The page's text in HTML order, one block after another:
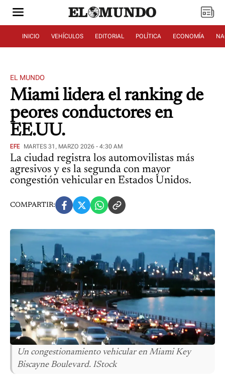
INICIO VEHÍCULOS EDITORIAL POLÍTICA ECONOMÍA
EL MUNDO
Miami lidera el ranking de
peores conductores en
EE.UU.
EFE MARTES 31, MARZO 2026 - 4:30 AM
La ciudad registra los automovilistas más
agresivos y es la segunda con mayor
congestión vehicular en Estados Unidos.
COMPARTIR:
Un congestionamiento vehicular en Miami Key
Biscayne Boulevard. IStock